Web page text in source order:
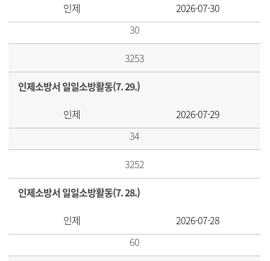
인제
2026-07-30
30
3253
인제소방서 일일소방활동(7. 29.)
인제
2026-07-29
34
3252
인제소방서 일일소방활동(7. 28.)
인제
2026-07-28
60